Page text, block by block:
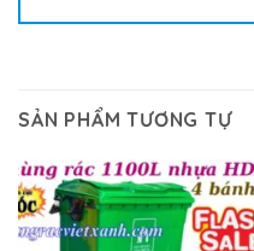
SẢN PHẨM TƯƠNG TỰ